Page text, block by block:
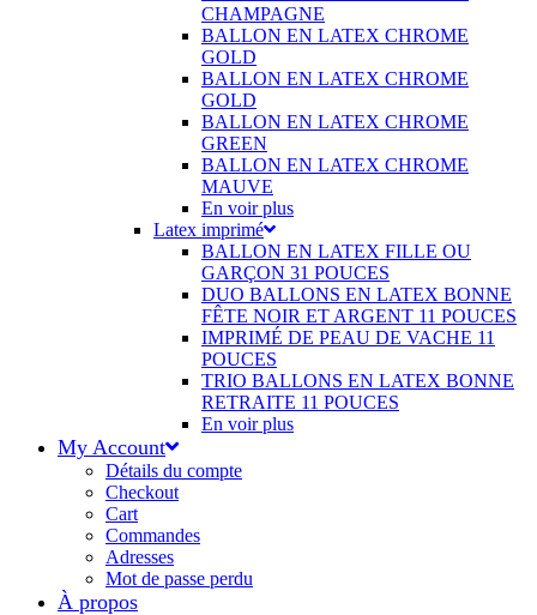
CHAMPAGNE
BALLON EN LATEX CHROME
GOLD
BALLON EN LATEX CHROME
GOLD
BALLON EN LATEX CHROME
GREEN
BALLON EN LATEX CHROME
MAUVE
En voir plus
Latex imprimé
BALLON EN LATEX FILLE OU
GARÇON 31 POUCES
DUO BALLONS EN LATEX BONNE
FÊTE NOIR ET ARGENT 11 POUCES
IMPRIMÉ DE PEAU DE VACHE 11
POUCES
TRIO BALLONS EN LATEX BONNE
RETRAITE 11 POUCES
En voir plus
My Account
Détails du compte
Checkout
Cart
Commandes
Adresses
Mot de passe perdu
À propos